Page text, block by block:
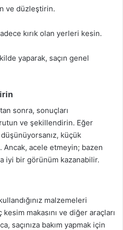
ve düzleştirin.
kırık olan yerleri kesin.
yaparak, saçın genel
sonra, sonuçları
ve şekillendirin. Eğer
küçük
acele etmeyin; bazen
iyi bir görünüm kazanabilir.
malzemeleri
makasını ve diğer araçları
saçınıza bakım yapmak için